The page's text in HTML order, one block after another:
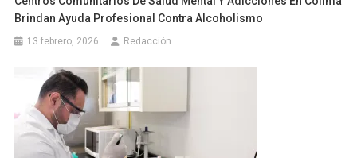
Brindan Ayuda Profesional Contra Alcoholismo
13 febrero, 2026 Redacción